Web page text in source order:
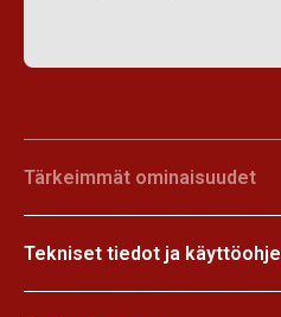
Tärkeimmät ominaisuudet
Tekniset tiedot ja käyttöohje